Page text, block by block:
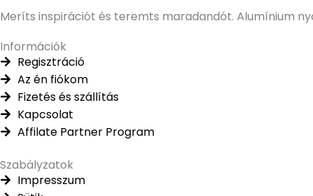
Meríts inspirációt és teremts maradandót. Alumínium
Információk
Regisztráció
Az én fiókom
Fizetés és szállítás
Kapcsolat
Affilate Partner Program
Szabályzatok
Impresszum